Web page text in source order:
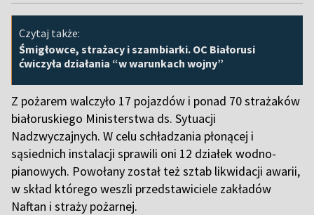
Czytaj także:
Śmigłowce, strażacy i szambiarki. OC Białorusi
ćwiczyła działania “w warunkach wojny”
Z pożarem walczyło 17 pojazdów i ponad 70 strażaków
białoruskiego Ministerstwa ds. Sytuacji
Nadzwyczajnych. W celu schładzania płonącej i
sąsiednich instalacji sprawili oni 12 działek wodno-
pianowych. Powołany został też sztab likwidacji awarii,
w skład którego weszli przedstawiciele zakładów
Naftan i straży pożarnej.